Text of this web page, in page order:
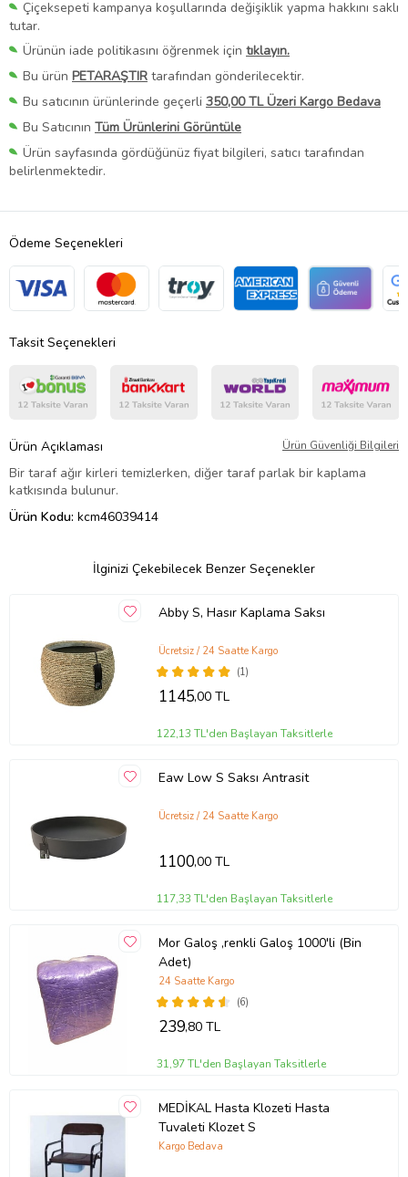
Çiçeksepeti kampanya koşullarında değişiklik yapma hakkını saklı
tutar.
Ürünün iade politikasını öğrenmek için tıklayın.
Bu ürün PETARAŞTIR tarafından gönderilecektir.
Bu satıcının ürünlerinde geçerli 350,00 TL Üzeri Kargo Bedava
Bu Satıcının Tüm Ürünlerini Görüntüle
Ürün sayfasında gördüğünüz fiyat bilgileri, satıcı tarafından
belirlenmektedir.
Ödeme Seçenekleri
Taksit Seçenekleri
Ürün Açıklaması Ürün Güvenliği Bilgileri
Bir taraf ağır kirleri temizlerken, diğer taraf parlak bir kaplama
katkısında bulunur.
Ürün Kodu: kcm46039414
İlginizi Çekebilecek Benzer Seçenekler
Abby S, Hasır Kaplama Saksı
(1)
Ücretsiz / 24 Saatte Kargo
1145,00 TL
122,13 TL'den Başlayan Taksitlerle
Eaw Low S Saksı Antrasit
Ücretsiz / 24 Saatte Kargo
1100,00 TL
117,33 TL'den Başlayan Taksitlerle
Mor Galoş ,renkli Galoş 1000'li (Bin
Adet)
(6)
24 Saatte Kargo
239,80 TL
31,97 TL'den Başlayan Taksitlerle
MEDİKAL Hasta Klozeti Hasta
Tuvaleti Klozet S
Kargo Bedava